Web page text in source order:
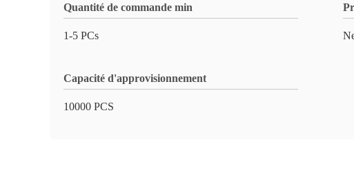
Quantité de commande min
1-5 PCs
Capacité d'approvisionnement
10000 PCS